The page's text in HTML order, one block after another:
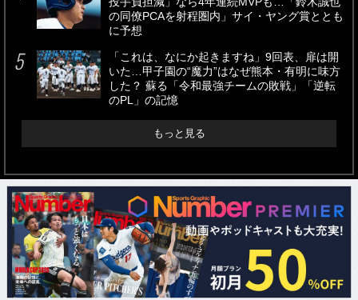
の同僚PCAを射程圏内」サイ・ヤング賞ととも
に予想
「これは、なにか起きますね」9回表、扉は開
いた…甲子園の“魔力”はなぜ熊本・有明に味方
した？ 蘇る「令和最強チームの敗戦」「逆転
のPL」の記憶
もっと見る